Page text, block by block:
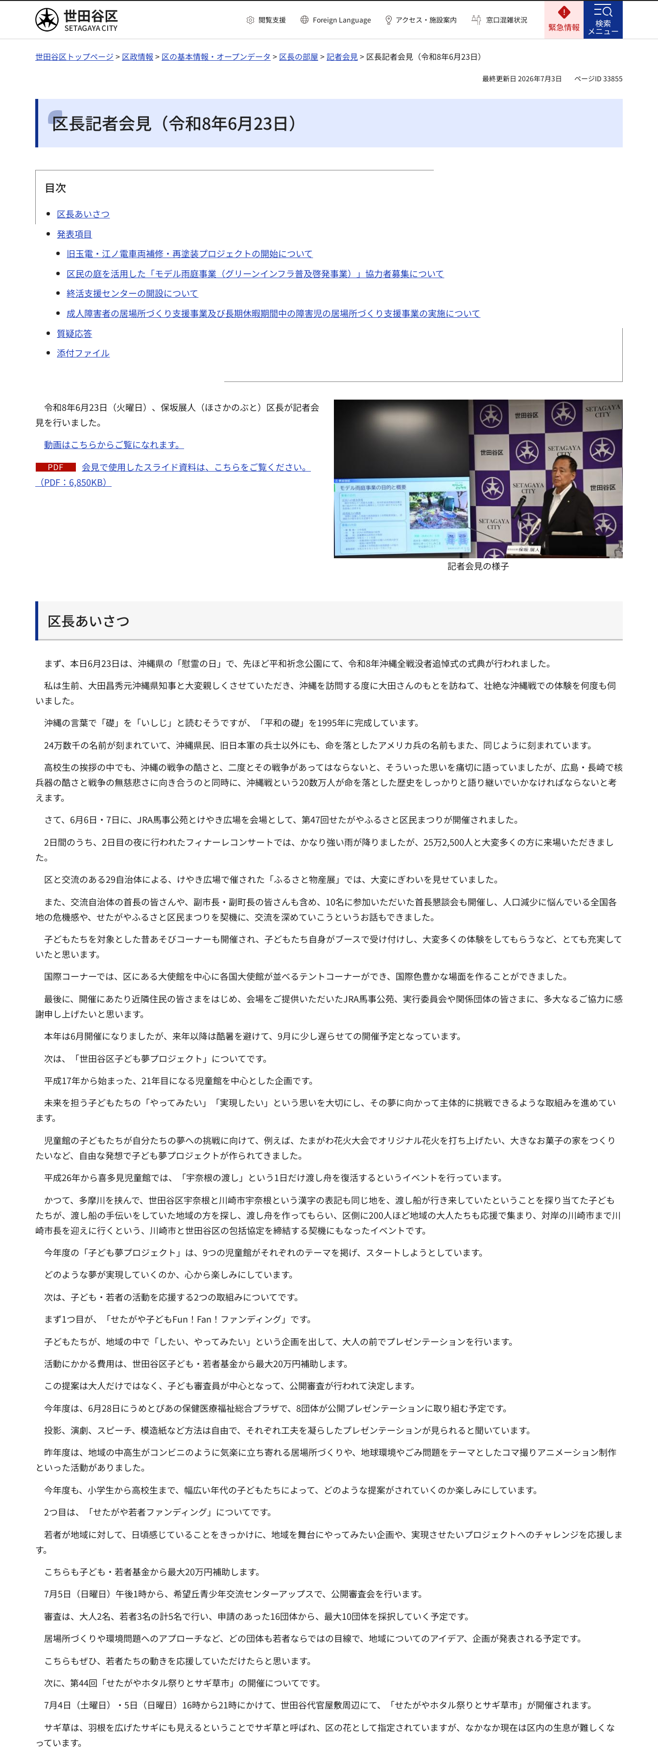
世田谷区 閲覧支援 Foreign Language アクセス・施設案内 窓口混雑状況
緊急情報 検索
メニュー
世田谷区トップページ > 区政情報 > 区の基本情報・オープンデータ > 区長の部屋 >記者会見> 区長記者会見（令和8年6月23日）
最終更新日 2026年7月3日 ページID 33855
区長記者会見（令和8年6月23日）
目次
区長あいさつ
発表項目
旧玉電・江ノ電車両補修・再塗装プロジェクトの開始について
区民の庭を活用した「モデル雨庭事業（グリーンインフラ普及啓発事業）」協力者募集について
終活支援センターの開設について
成人障害者の居場所づくり支援事業及び長期休暇期間中の障害児の居場所づくり支援事業の実施について
質疑応答
添付ファイル
令和8年6月23日（火曜日）、保坂展人（ほさかのぶと）区長が記者会
見を行いました。
動画はこちらからご覧になれます。
会見で使用したスライド資料は、こちらをご覧ください。
（PDF：6,850KB）
記者会見の様子
区長あいさつ
まず、本日6月23日は、沖縄県の「慰霊の日」で、先ほど平和祈念公園にて、令和8年沖縄全戦没者追悼式の式典が行われました。
私は生前、大田昌秀元沖縄県知事と大変親しくさせていただき、沖縄を訪問する度に大田さんのもとを訪ねて、壮絶な沖縄戦での体験を何度も伺
いました。
沖縄の言葉で「礎」を「いしじ」と読むそうですが、「平和の礎」を1995年に完成しています。
24万数千の名前が刻まれていて、沖縄県民、旧日本軍の兵士以外にも、命を落としたアメリカ兵の名前もまた、同じように刻まれています。
高校生の挨拶の中でも、沖縄の戦争の酷さと、二度とその戦争があってはならないと、そういった思いを痛切に語っていましたが、広島・長崎で核
兵器の酷さと戦争の無慈悲さに向き合うのと同時に、沖縄戦という20数万人が命を落とした歴史をしっかりと語り継いでいかなければならないと考
えます。
さて、6月6日・7日に、JRA馬事公苑とけやき広場を会場として、第47回せたがやふるさと区民まつりが開催されました。
2日間のうち、2日目の夜に行われたフィナーレコンサートでは、かなり強い雨が降りましたが、25万2,500人と大変多くの方に来場いただきまし
た。
区と交流のある29自治体による、けやき広場で催された「ふるさと物産展」では、大変にぎわいを見せていました。
また、交流自治体の首長の皆さんや、副市長・副町長の皆さんも含め、10名に参加いただいた首長懇談会も開催し、人口減少に悩んでいる全国各
地の危機感や、せたがやふるさと区民まつりを契機に、交流を深めていこうというお話もできました。
子どもたちを対象とした昔あそびコーナーも開催され、子どもたち自身がブースで受け付けし、大変多くの体験をしてもらうなど、とても充実して
いたと思います。
国際コーナーでは、区にある大使館を中心に各国大使館が並べるテントコーナーができ、国際色豊かな場面を作ることができました。
最後に、開催にあたり近隣住民の皆さまをはじめ、会場をご提供いただいたJRA馬事公苑、実行委員会や関係団体の皆さまに、多大なるご協力に感
謝申し上げたいと思います。
本年は6月開催になりましたが、来年以降は酷暑を避けて、9月に少し遅らせての開催予定となっています。
次は、「世田谷区子ども夢プロジェクト」についてです。
平成17年から始まった、21年目になる児童館を中心とした企画です。
未来を担う子どもたちの「やってみたい」「実現したい」という思いを大切にし、その夢に向かって主体的に挑戦できるような取組みを進めてい
ます。
児童館の子どもたちが自分たちの夢への挑戦に向けて、例えば、たまがわ花火大会でオリジナル花火を打ち上げたい、大きなお菓子の家をつくり
たいなど、自由な発想で子ども夢プロジェクトが作られてきました。
平成26年から喜多見児童館では、「宇奈根の渡し」という1日だけ渡し舟を復活するというイベントを行っています。
かつて、多摩川を挟んで、世田谷区宇奈根と川崎市宇奈根という漢字の表記も同じ地を、渡し船が行き来していたということを探り当てた子ども
たちが、渡し船の手伝いをしていた地域の方を探し、渡し舟を作ってもらい、区側に200人ほど地域の大人たちも応援で集まり、対岸の川崎市まで川
崎市長を迎えに行くという、川崎市と世田谷区の包括協定を締結する契機にもなったイベントです。
今年度の「子ども夢プロジェクト」は、9つの児童館がそれぞれのテーマを掲げ、スタートしようとしています。
どのような夢が実現していくのか、心から楽しみにしています。
次は、子ども・若者の活動を応援する2つの取組みについてです。
まず1つ目が、「せたがや子どもFun！Fan！ファンディング」です。
子どもたちが、地域の中で「したい、やってみたい」という企画を出して、大人の前でプレゼンテーションを行います。
活動にかかる費用は、世田谷区子ども・若者基金から最大20万円補助します。
この提案は大人だけではなく、子ども審査員が中心となって、公開審査が行われて決定します。
今年度は、6月28日にうめとぴあの保健医療福祉総合プラザで、8団体が公開プレゼンテーションに取り組む予定です。
投影、演劇、スピーチ、模造紙など方法は自由で、それぞれ工夫を凝らしたプレゼンテーションが見られると聞いています。
昨年度は、地域の中高生がコンビニのように気楽に立ち寄れる居場所づくりや、地球環境やごみ問題をテーマとしたコマ撮りアニメーション制作
といった活動がありました。
今年度も、小学生から高校生まで、幅広い年代の子どもたちによって、どのような提案がされていくのか楽しみにしています。
2つ目は、「せたがや若者ファンディング」についてです。
若者が地域に対して、日頃感じていることをきっかけに、地域を舞台にやってみたい企画や、実現させたいプロジェクトへのチャレンジを応援しま
す。
こちらも子ども・若者基金から最大20万円補助します。
7月5日（日曜日）午後1時から、希望丘青少年交流センターアップスで、公開審査会を行います。
審査は、大人2名、若者3名の計5名で行い、申請のあった16団体から、最大10団体を採択していく予定です。
居場所づくりや環境問題へのアプローチなど、どの団体も若者ならではの目線で、地域についてのアイデア、企画が発表される予定です。
こちらもぜひ、若者たちの動きを応援していただけたらと思います。
次に、第44回「せたがやホタル祭りとサギ草市」の開催についてです。
7月4日（土曜日）・5日（日曜日）16時から21時にかけて、世田谷代官屋敷周辺にて、「せたがやホタル祭りとサギ草市」が開催されます。
サギ草は、羽根を広げたサギにも見えるということでサギ草と呼ばれ、区の花として指定されていますが、なかなか現在は区内の生息が難しくな
っています。